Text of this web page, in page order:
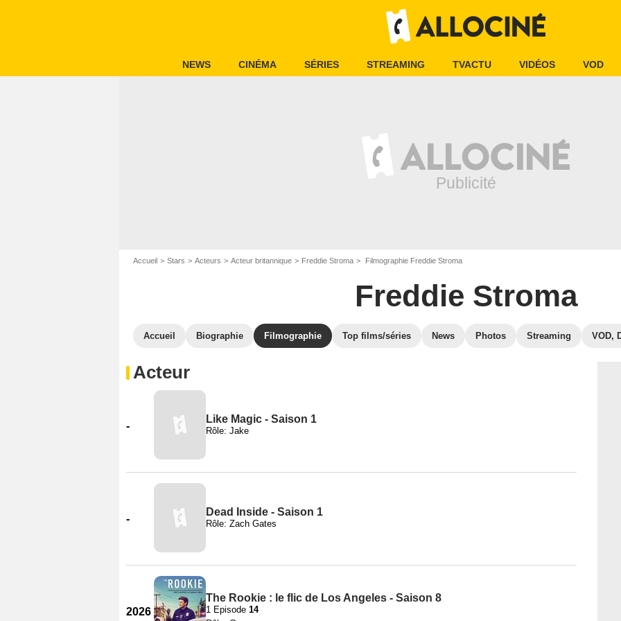
NEWS CINÉMA SÉRIES STREAMING TVACTU VIDÉOS VOD
Accueil Stars Acteurs Acteur britannique Freddie Stroma Filmographie Freddie Stroma
Freddie Stroma
Accueil Biographie Filmographie Top films/séries News Photos Streaming VOD,
Acteur
-
Like Magic - Saison 1
Rôle: Jake
-
Dead Inside - Saison 1
Rôle: Zach Gates
2026
The Rookie : le flic de Los Angeles - Saison 8
1 Episode 14